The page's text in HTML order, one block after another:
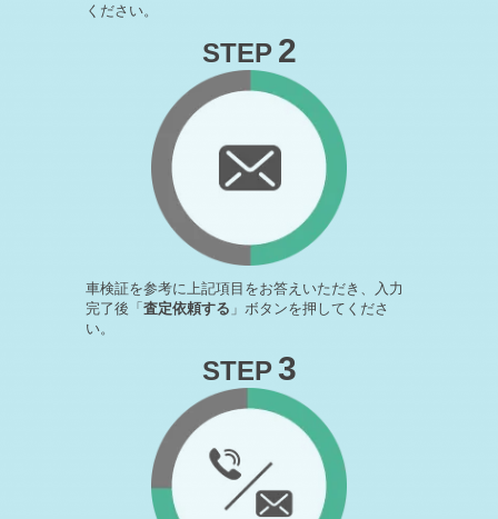
2026-05-13
室蘭市S様 ダイハツ ハイゼットカーゴ査定・買取 ご成約
札幌市S様 ホンダ ステップワゴンスパーダ査定・買取 ご
成約誠にありが …
厚真町S様 日産 デイズ査定・買取 ご成約誠にありがとう
室蘭市S様 スバル WRX S4査定・買取 ご成約誠にあり
2026-05-08
北広島市M様 スズキ アルトターボRS査定・買取 ご成約
誠にありがとう …
ゴールデンウィーク休業のお知らせ 4/30(木)～5/6(水)はお休
倶知安町S様 メルセデスAMG CLAクラス査定・買取 ご成
ください。
STEP 2
車検証を参考に上記項目をお答えいただき、入力
完了後「 査定依頼する 」ボタンを押してくださ
い。
STEP 3